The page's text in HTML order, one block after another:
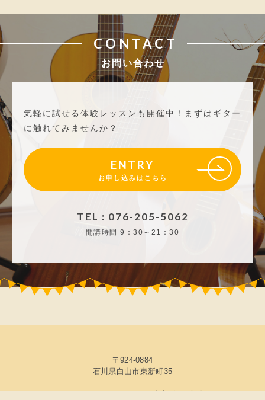
CONTACT
お問い合わせ
気軽に試せる体験レッスンも開催中！
まずはギター
に触れてみませんか？
ENTRY
お申し込みはこちら
TEL : 076-205-5062
開講時間 9：30～21：30
〒924-0884
石川県白山市東新町35
© 2026 ICMFguitarstudio 森充ギター教室